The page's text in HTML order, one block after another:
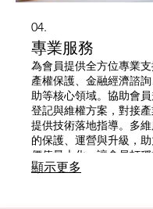
04.
專業服務
為會員提供全方位專業
產權保護、金融經濟諮
助等核心領域。協助會
登記與維權方案，對接產
提供技術落地指導。多
的保護、運營與升級，
價值最大化，讓會員打
根基。
顯示更多